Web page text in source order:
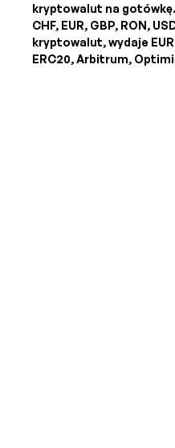
kryptowalut na
CHF, EUR, GBP, RON,
kryptowalut, wydaje EUR
ERC20, Arbitrum,